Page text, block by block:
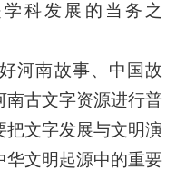
科发展的当务之
河南故事、中国故
南古文字资源进行普
文字发展与文明演
华文明起源中的重要